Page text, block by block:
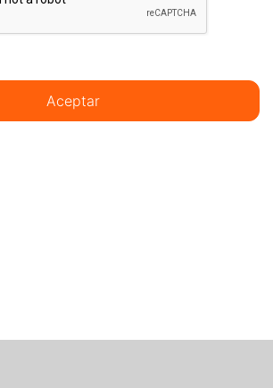
Aceptar